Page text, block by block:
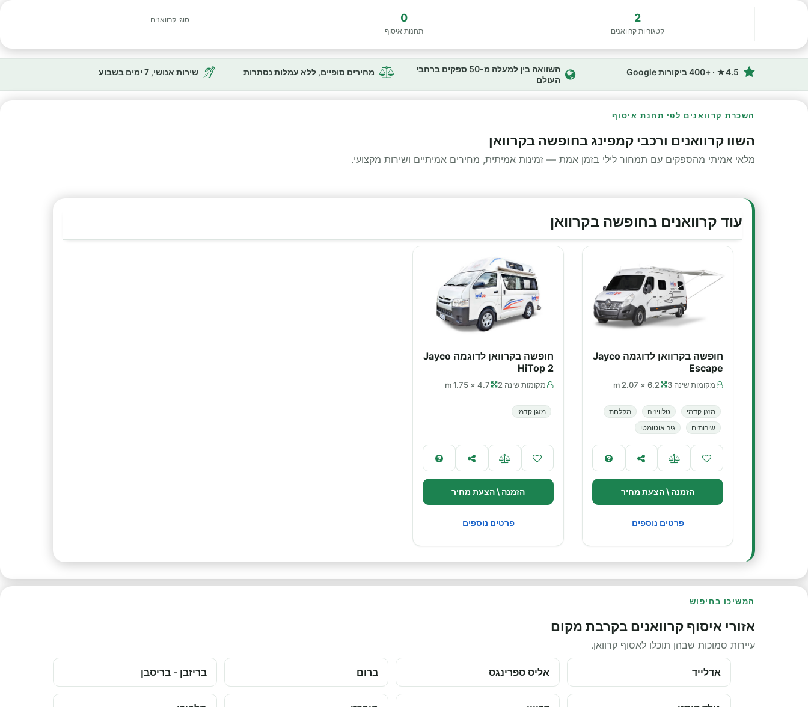
2
קטגוריות קרוואנים
0
תחנות איסוף
סוגי קרוואנים
4.5★ · +400 ביקורות Google
השוואה בין למעלה מ-50 ספקים ברחבי
העולם
מחירים סופיים, ללא עמלות נסתרות שירות אנושי, 7 ימים בשבוע
השכרת קרוואנים לפי תחנת איסוף
השוו קרוואנים ורכבי קמפינג בחופשה בקרוואן
מלאי אמיתי מהספקים עם תמחור לילי בזמן אמת — זמינות אמיתית, מחירים אמיתיים ושירות מקצועי.
עוד קרוואנים בחופשה בקרוואן
חופשה בקרוואן לדוגמה Jayco
Escape
מקומות שינה 3 6.2 × 2.07 m
מזגן קדמי טלוויזיה
מקלחת
שירותים
גיר אוטומטי
הזמנה \ הצעת מחיר
פרטים נוספים
חופשה בקרוואן לדוגמה Jayco
HiTop 2
מקומות שינה 2 4.7 × 1.75 m
מזגן קדמי
הזמנה \ הצעת מחיר
פרטים נוספים
המשיכו בחיפוש
אזורי איסוף קרוואנים בקרבת מקום
עיירות סמוכות שבהן תוכלו לאסוף קרוואן.
אדלייד אליס ספרינגס ברום בריזבן - בריסבן